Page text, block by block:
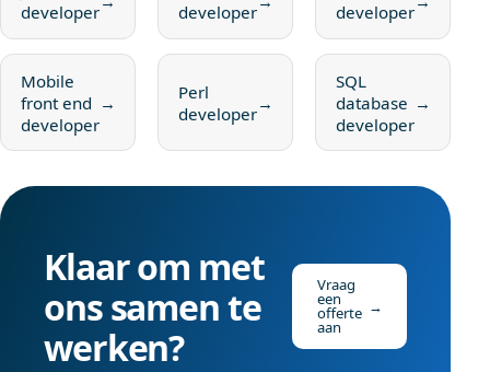
developer
developer
developer
Mobile
front end
developer
→
Perl
developer→
SQL
database
developer
→
Klaar om met
ons samen te
werken?
Vraag
een
offerte
aan
→